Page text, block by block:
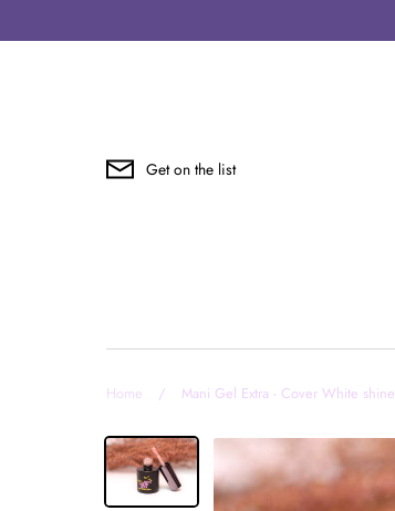
to
Get on the list
Home / Mani Gel Extra - Cover White shine